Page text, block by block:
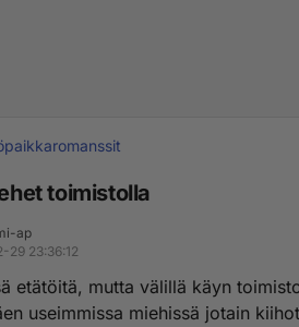
toimistolla
ap
29 23:36:12
etätöitä, mutta välillä käyn
useimmissa miehissä jotain